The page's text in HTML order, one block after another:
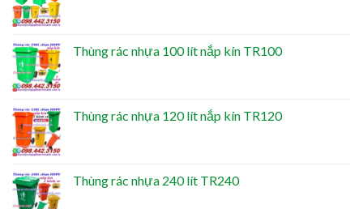
Thùng rác nhựa 100 lít nắp kín TR100
Thùng rác nhựa 120 lít nắp kín TR120
Thùng rác nhựa 240 lít TR240